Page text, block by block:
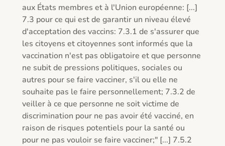
aux États membres et à l'Union européenne: [...]
7.3 pour ce qui est de garantir un niveau élevé
d'acceptation des vaccins: 7.3.1 de s'assurer que
les citoyens et citoyennes sont informés que la
vaccination n'est pas obligatoire et que personne
ne subit de pressions politiques, sociales ou
autres pour se faire vacciner, s'il ou elle ne
souhaite pas le faire personnellement; 7.3.2 de
veiller à ce que personne ne soit victime de
discrimination pour ne pas avoir été vacciné, en
raison de risques potentiels pour la santé ou
pour ne pas vouloir se faire vacciner;" [...] 7.5.2